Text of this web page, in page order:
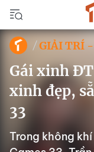
GIẢI TRÍ
Gái xinh
xinh đẹp,
33
Trong không